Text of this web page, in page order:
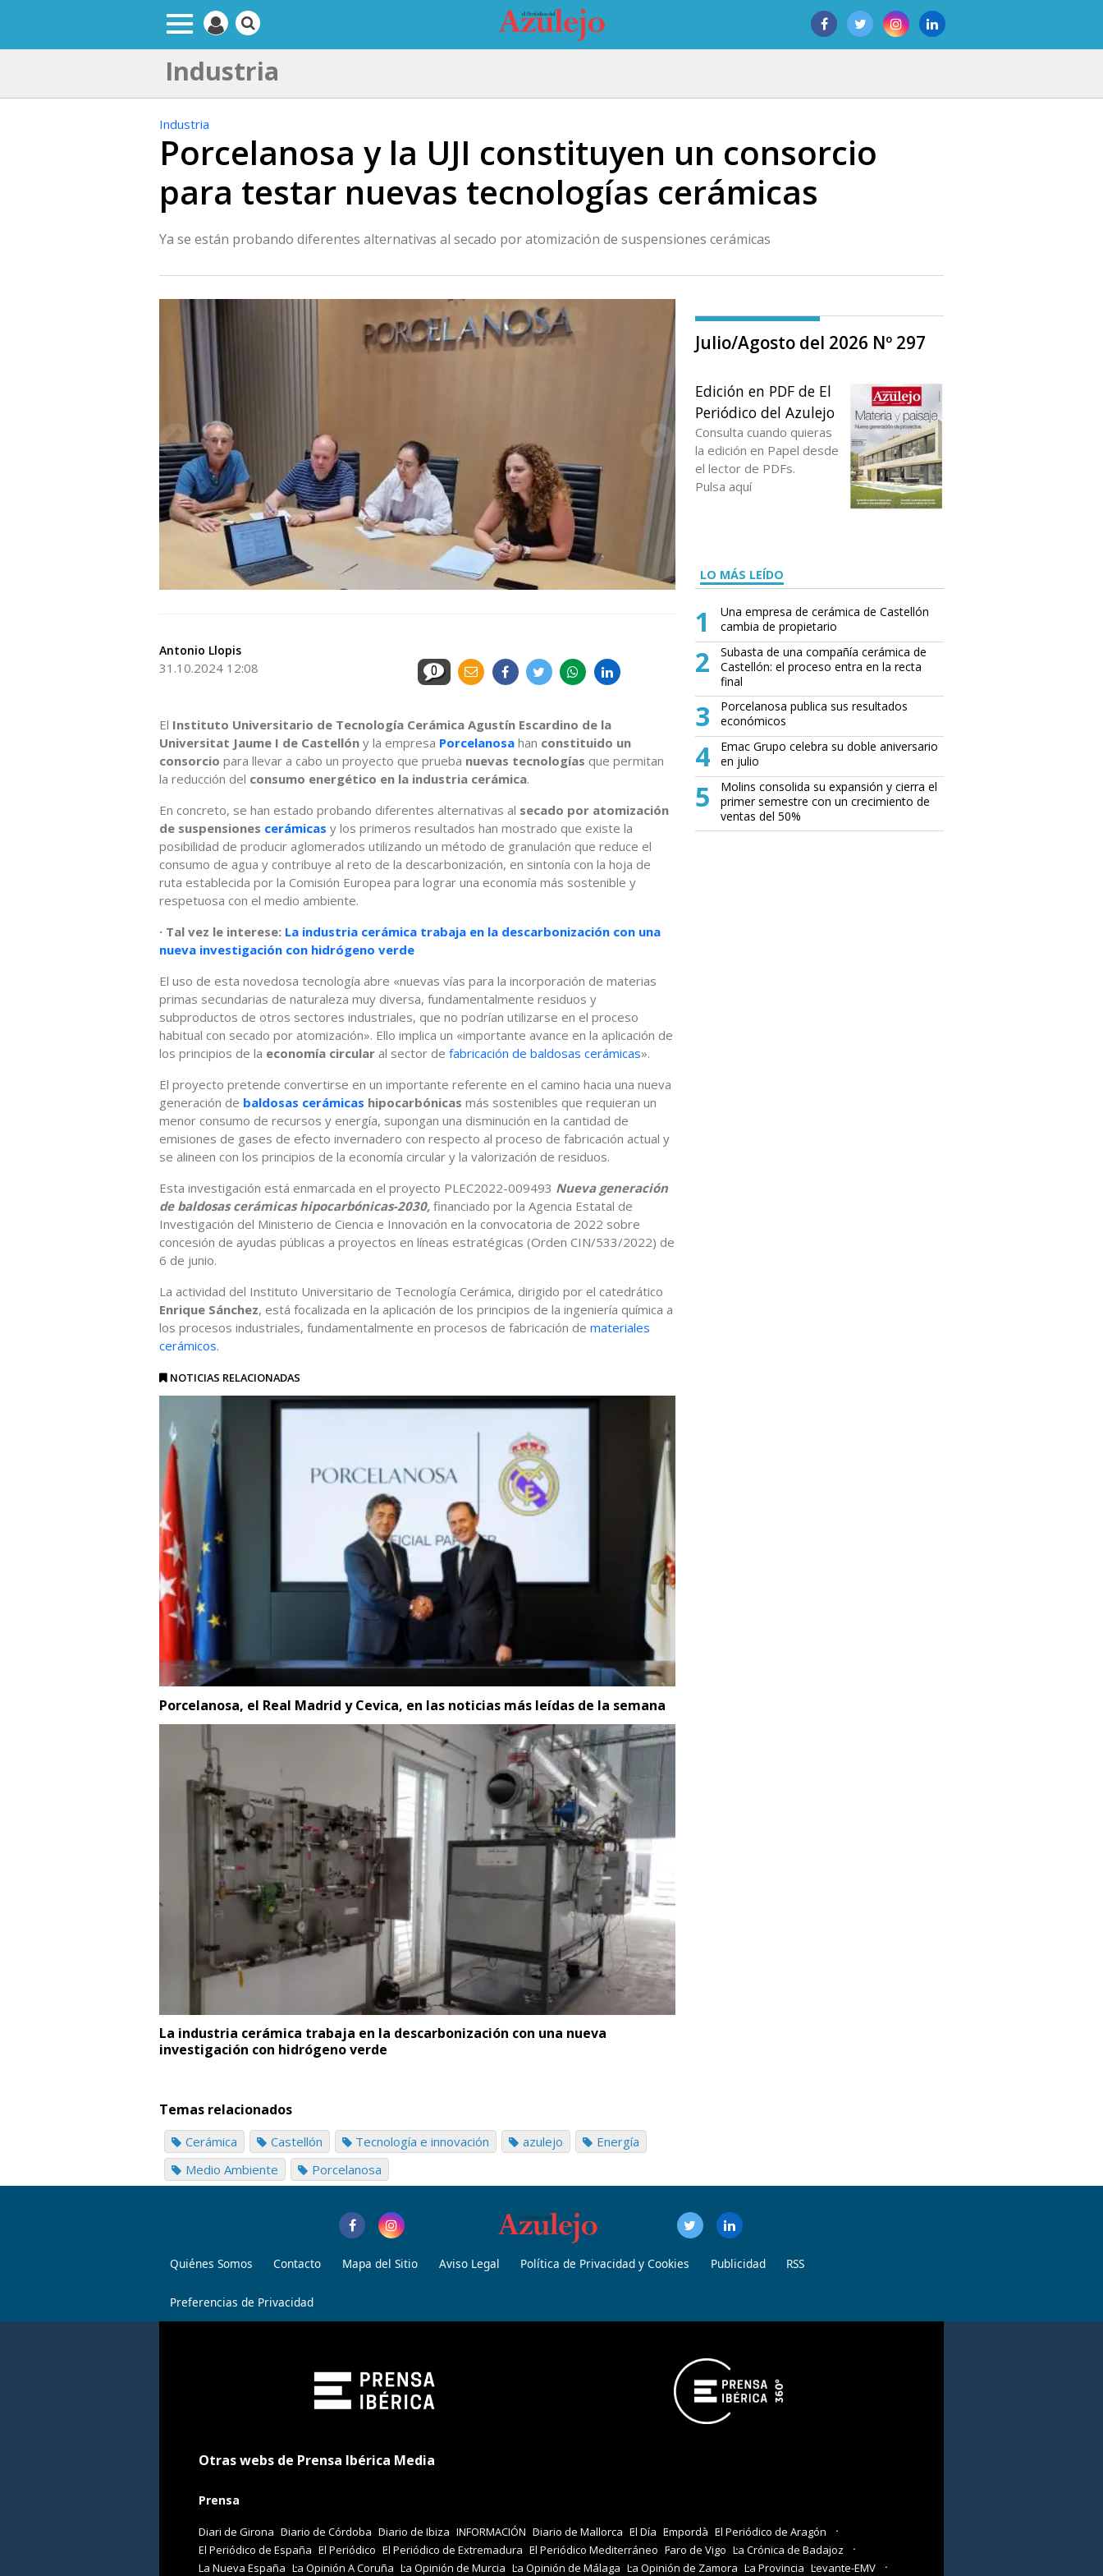
Industria
Industria
Porcelanosa y la UJI constituyen un consorcio
para testar nuevas tecnologías cerámicas
Ya se están probando diferentes alternativas al secado por atomización de suspensiones cerámicas
Antonio Llopis
31.10.2024 12:08 0
El Instituto Universitario de Tecnología Cerámica Agustín Escardino de la
Universitat Jaume I de Castellón y la empresa Porcelanosa han constituido un
consorcio para llevar a cabo un proyecto que prueba nuevas tecnologías que permitan
la reducción del consumo energético en la industria cerámica.
En concreto, se han estado probando diferentes alternativas al secado por atomización
de suspensiones cerámicas y los primeros resultados han mostrado que existe la
posibilidad de producir aglomerados utilizando un método de granulación que reduce el
consumo de agua y contribuye al reto de la descarbonización, en sintonía con la hoja de
ruta establecida por la Comisión Europea para lograr una economía más sostenible y
respetuosa con el medio ambiente.
· Tal vez le interese: La industria cerámica trabaja en la descarbonización con una
nueva investigación con hidrógeno verde
El uso de esta novedosa tecnología abre «nuevas vías para la incorporación de materias
primas secundarias de naturaleza muy diversa, fundamentalmente residuos y
subproductos de otros sectores industriales, que no podrían utilizarse en el proceso
habitual con secado por atomización». Ello implica un «importante avance en la aplicación de
los principios de la economía circular al sector de fabricación de baldosas cerámicas».
El proyecto pretende convertirse en un importante referente en el camino hacia una nueva
generación de baldosas cerámicas hipocarbónicas más sostenibles que requieran un
menor consumo de recursos y energía, supongan una disminución en la cantidad de
emisiones de gases de efecto invernadero con respecto al proceso de fabricación actual y
se alineen con los principios de la economía circular y la valorización de residuos.
Esta investigación está enmarcada en el proyecto PLEC2022-009493 Nueva generación
de baldosas cerámicas hipocarbónicas-2030, financiado por la Agencia Estatal de
Investigación del Ministerio de Ciencia e Innovación en la convocatoria de 2022 sobre
concesión de ayudas públicas a proyectos en líneas estratégicas (Orden CIN/533/2022) de
6 de junio.
La actividad del Instituto Universitario de Tecnología Cerámica, dirigido por el catedrático
Enrique Sánchez, está focalizada en la aplicación de los principios de la ingeniería química a
los procesos industriales, fundamentalmente en procesos de fabricación de materiales
cerámicos.
NOTICIAS RELACIONADAS
Porcelanosa, el Real Madrid y Cevica, en las noticias más leídas de la semana
La industria cerámica trabaja en la descarbonización con una nueva
investigación con hidrógeno verde
Temas relacionados
Cerámica Castellón Tecnología e innovación azulejo
Energía
Medio Ambiente
Porcelanosa
Julio/Agosto del 2026 Nº 297
Edición en PDF de El
Periódico del Azulejo
Consulta cuando quieras
la edición en Papel desde
el lector de PDFs.
Pulsa aquí
LO MÁS LEÍDO
1
Una empresa de cerámica de Castellón
cambia de propietario
2
Subasta de una compañía cerámica de
Castellón: el proceso entra en la recta
final
3
Porcelanosa publica sus resultados
económicos
4
Emac Grupo celebra su doble aniversario
en julio
5
Molins consolida su expansión y cierra el
primer semestre con un crecimiento de
ventas del 50%
Quiénes Somos Contacto Mapa del Sitio Aviso Legal Política de Privacidad y Cookies Publicidad RSS
Preferencias de Privacidad
Otras webs de Prensa Ibérica Media
Prensa
Diari de Girona Diario de Córdoba Diario de Ibiza INFORMACIÓN Diario de Mallorca El Día Empordà El Periódico de Aragón
El Periódico de España El Periódico El Periódico de Extremadura El Periódico Mediterráneo Faro de Vigo La Crónica de Badajoz
La Nueva España La Opinión A Coruña La Opinión de Murcia La Opinión de Málaga La Opinión de Zamora La Provincia Levante-EMV